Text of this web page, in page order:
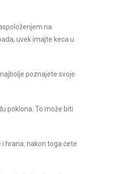
na
uvek imajte keca u
poznajete svoje
poklona. To može biti
hrana. nakon toga ćete